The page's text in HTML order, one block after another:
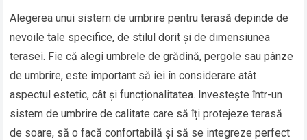
Alegerea unui sistem de umbrire pentru terasă depinde de
nevoile tale specifice, de stilul dorit și de dimensiunea
terasei. Fie că alegi umbrele de grădină, pergole sau pânze
de umbrire, este important să iei în considerare atât
aspectul estetic, cât și funcționalitatea. Investește într-un
sistem de umbrire de calitate care să îți protejeze terasă
de soare, să o facă confortabilă și să se integreze perfect